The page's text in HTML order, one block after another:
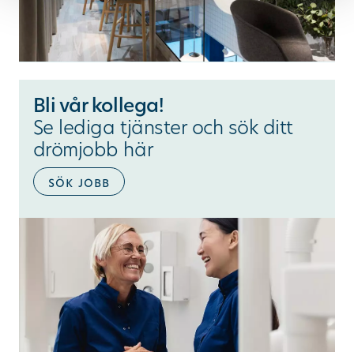
Bli vår kollega!
Se lediga tjänster och sök ditt
drömjobb här
sök jobb